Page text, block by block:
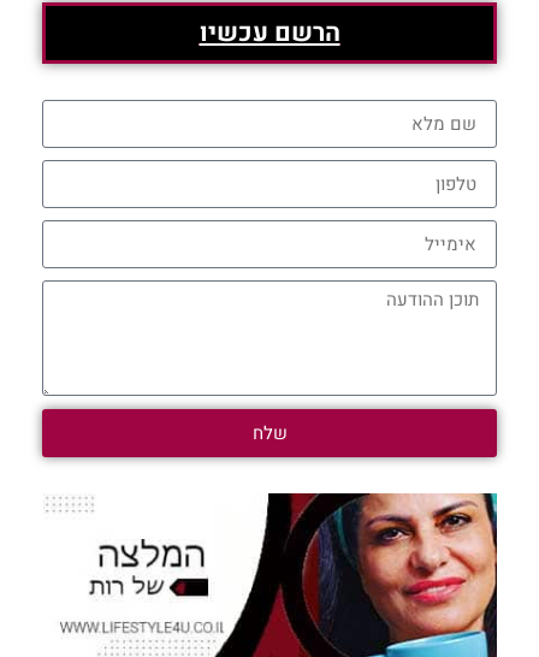
הרשם עכשיו
שלח